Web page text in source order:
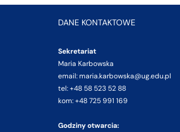
DANE KONTAKTOWE
Sekretariat
Maria Karbowska
email: maria.karbowska@ug.edu.pl
tel: +48 58 523 52 88
kom: +48 725 991 169
Godziny otwarcia: